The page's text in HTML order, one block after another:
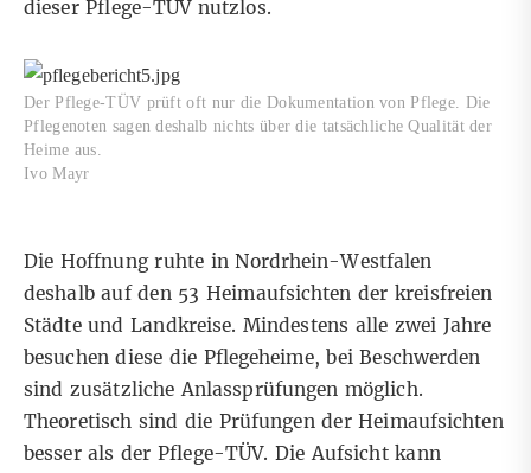
dieser Pflege-TÜV nutzlos.
Der Pflege-TÜV prüft oft nur die Dokumentation von Pflege. Die
Pflegenoten sagen deshalb nichts über die tatsächliche Qualität der
Heime aus.
Ivo Mayr
Die Hoffnung ruhte in Nordrhein-Westfalen
deshalb auf den 53 Heimaufsichten der kreisfreien
Städte und Landkreise. Mindestens alle zwei Jahre
besuchen diese die Pflegeheime, bei Beschwerden
sind zusätzliche Anlassprüfungen möglich.
Theoretisch sind die Prüfungen der Heimaufsichten
besser als der Pflege-TÜV. Die Aufsicht kann